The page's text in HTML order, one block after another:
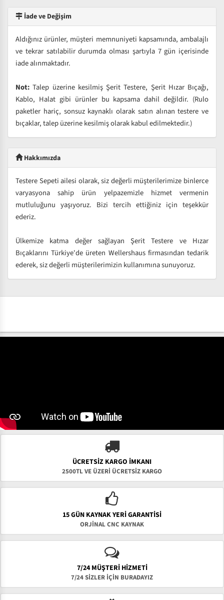
İade ve Değişim
Aldığınız ürünler, müşteri memnuniyeti kapsamında, ambalajlı
ve tekrar satılabilir durumda olması şartıyla 7 gün içerisinde
iade alınmaktadır.
Not: Talep üzerine kesilmiş Şerit Testere, Şerit Hızar Bıçağı,
Kablo, Halat gibi ürünler bu kapsama dahil değildir. (Rulo
paketler hariç, sonsuz kaynaklı olarak satın alınan testere ve
bıçaklar, talep üzerine kesilmiş olarak kabul edilmektedir.)
Hakkımızda
Testere Sepeti ailesi olarak, siz değerli müşterilerimize binlerce
varyasyona sahip ürün yelpazemizle hizmet vermenin
mutluluğunu yaşıyoruz. Bizi tercih ettiğiniz için teşekkür
ederiz.
Ülkemize katma değer sağlayan Şerit Testere ve Hızar
Bıçaklarını Türkiye'de üreten Wellershaus firmasından tedarik
ederek, siz değerli müşterilerimizin kullanımına sunuyoruz.
ÜCRETSIZ KARGO İMKANI
2500TL VE ÜZERİ ÜCRETSİZ KARGO
15 GÜN KAYNAK YERI GARANTISI
ORJİNAL CNC KAYNAK
7/24 MÜŞTERİ HİZMETİ
7/24 SİZLER İÇİN BURADAYIZ